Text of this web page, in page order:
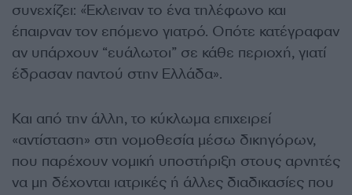
συνεχίζει: «Έκλειναν το ένα τηλέφωνο και
έπαιρναν τον επόμενο γιατρό. Οπότε κατέγραφαν
αν υπάρχουν “ευάλωτοι” σε κάθε περιοχή, γιατί
έδρασαν παντού στην Ελλάδα».
Και από την άλλη, το κύκλωμα επιχειρεί
«αντίσταση» στη νομοθεσία μέσω δικηγόρων,
που παρέχουν νομική υποστήριξη στους αρνητές
να μη δέχονται ιατρικές ή άλλες διαδικασίες που